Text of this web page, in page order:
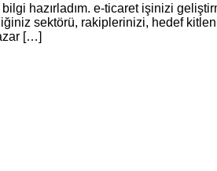
hazırladım. e-ticaret işinizi
sektörü, rakiplerinizi, hedef
[…]